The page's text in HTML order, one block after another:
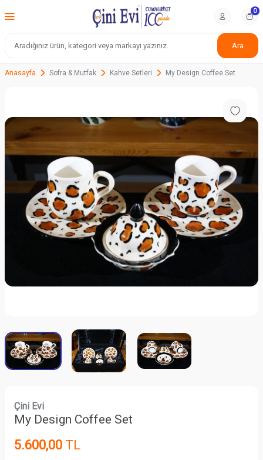
Ara
0
Anasayfa Sofra & Mutfak Kahve Setleri My Design Coffee Set
Çini Evi
My Design Coffee Set
5.600,00 TL